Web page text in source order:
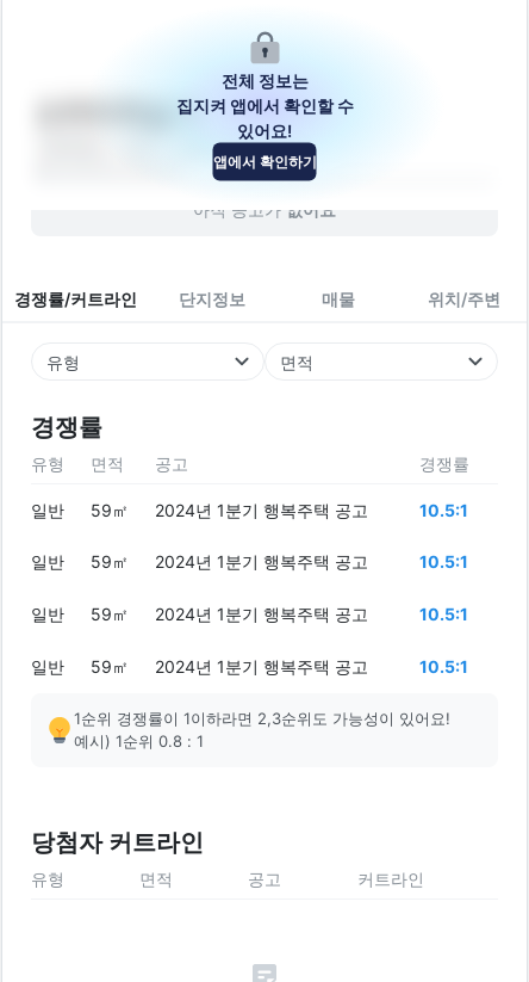
스카이캐슬라
서울특별시 강동구 진황도로25길 18
아직 공고가 없어요
경쟁률/커트라인 단지정보 매물 위치/주변
유형 면적
경쟁률
전체 정보는
집지켜 앱에서 확인할 수
있어요!
앱에서 확인하기
유형 면적 공고 경쟁률
일반 59㎡ 2024년 1분기 행복주택 공고 10.5:1
일반 59㎡ 2024년 1분기 행복주택 공고 10.5:1
일반 59㎡ 2024년 1분기 행복주택 공고 10.5:1
일반 59㎡ 2024년 1분기 행복주택 공고 10.5:1
1순위 경쟁률이 1이하라면 2,3순위도 가능성이 있어요!
예시) 1순위 0.8 : 1
당첨자 커트라인
유형 면적 공고 커트라인